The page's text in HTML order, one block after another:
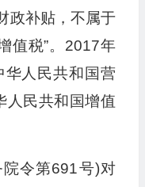
政补贴，不属于
值税”。2017年
华人民共和国营
人民共和国增值
令第691号)对